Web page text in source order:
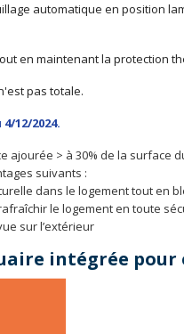
automatique en position
en maintenant la protection
pas totale.
12/2024.
ajourée > à 30% de la surface
suivants :
dans le logement tout en
le logement en toute
sur l’extérieur
intégrée